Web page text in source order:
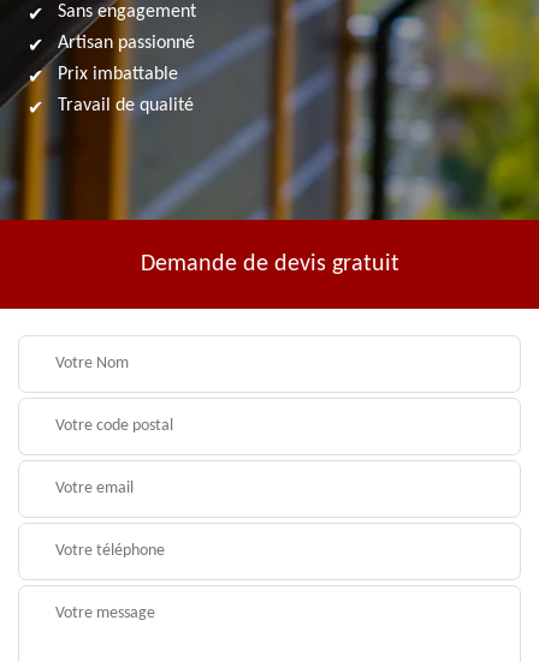
Sans engagement
Artisan passionné
Prix imbattable
Travail de qualité
Demande de devis gratuit